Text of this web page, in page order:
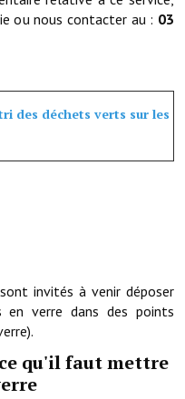
ou nous contacter au : 03
des déchets verts sur les
invités à venir déposer
verre dans des points
qu'il faut mettre